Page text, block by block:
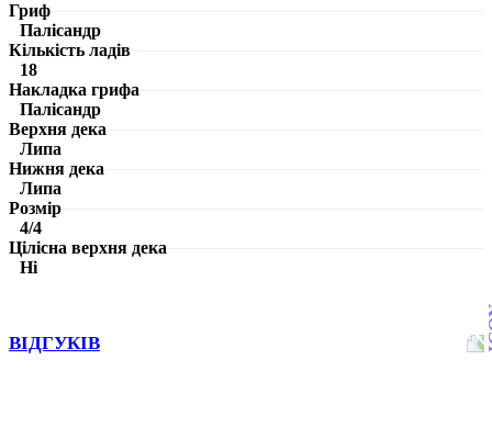
Гриф
Палісандр
Кількість ладів
18
Накладка грифа
Палісандр
Верхня дека
Липа
Нижня дека
Липа
Розмір
4/4
Цілісна верхня дека
Ні
ВІДГУКІВ